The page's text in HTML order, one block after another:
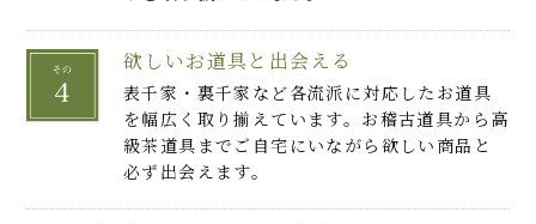
欲しいお道具と出会える
表千家・裏千家など各流派に対応したお道具
を幅広く取り揃えています。お稽古道具から高
級茶道具までご自宅にいながら欲しい商品と
必ず出会えます。